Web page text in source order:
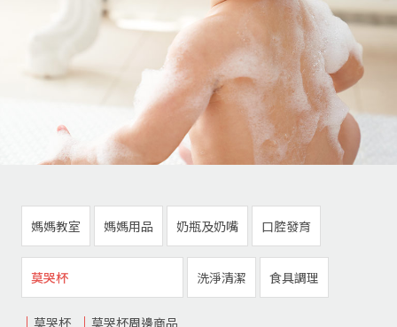
媽媽教室 媽媽用品 奶瓶及奶嘴 口腔發育
莫哭杯
莫哭杯 莫哭杯周邊商品
洗淨清潔 食具調理